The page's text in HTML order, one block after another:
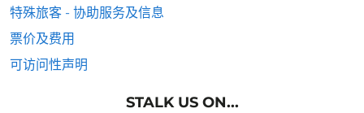
特殊旅客 - 协助服务及信息
票价及费用
可访问性声明
STALK US ON...